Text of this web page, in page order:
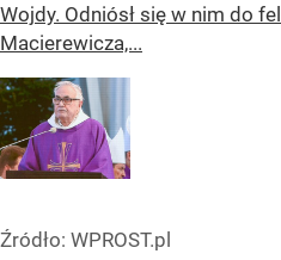
Wojdy. Odniósł się w nim do
Macierewicza,...
Źródło: WPROST.pl